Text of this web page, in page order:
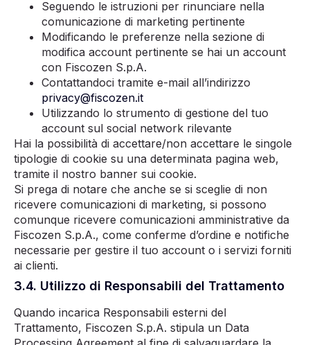
Seguendo le istruzioni per rinunciare nella
comunicazione di marketing pertinente
Modificando le preferenze nella sezione di
modifica account pertinente se hai un account
con Fiscozen S.p.A.
Contattandoci tramite e-mail all’indirizzo
privacy@fiscozen.it
Utilizzando lo strumento di gestione del tuo
account sul social network rilevante
Hai la possibilità di accettare/non accettare le singole
tipologie di cookie su una determinata pagina web,
tramite il nostro banner sui cookie.
Si prega di notare che anche se si sceglie di non
ricevere comunicazioni di marketing, si possono
comunque ricevere comunicazioni amministrative da
Fiscozen S.p.A., come conferme d’ordine e notifiche
necessarie per gestire il tuo account o i servizi forniti
ai clienti.
3.4. Utilizzo di Responsabili del Trattamento
Quando incarica Responsabili esterni del
Trattamento, Fiscozen S.p.A. stipula un Data